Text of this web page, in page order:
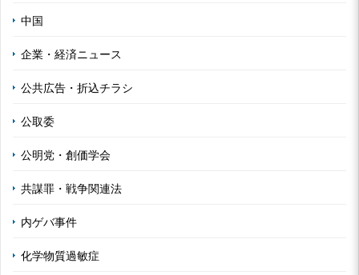
中国
企業・経済ニュース
公共広告・折込チラシ
公取委
公明党・創価学会
共謀罪・戦争関連法
内ゲバ事件
化学物質過敏症